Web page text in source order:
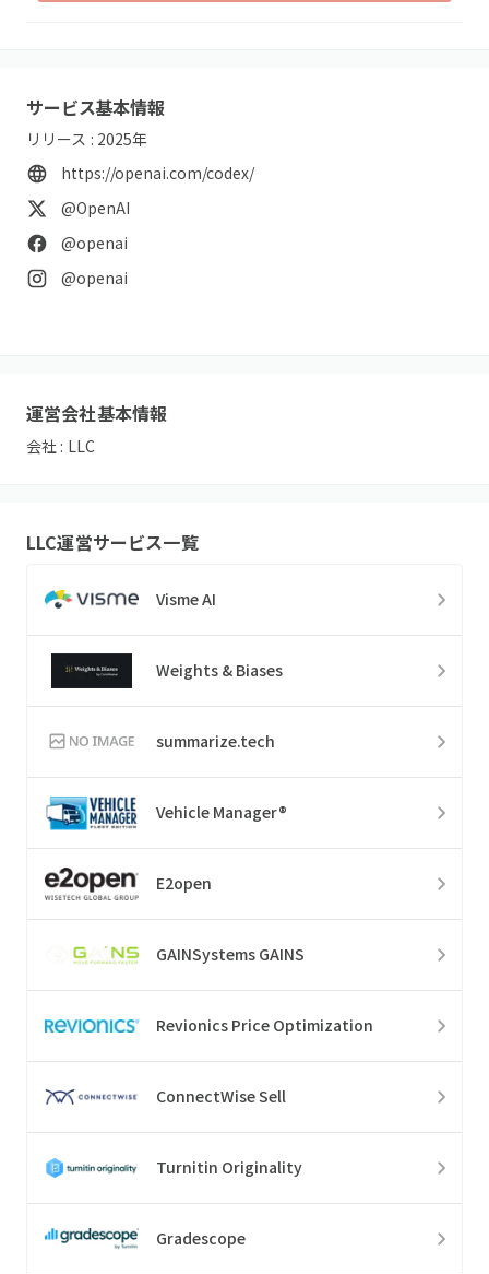
サービス基本情報
リリース : 2025年
https://openai.com/codex/
@OpenAI
@openai
@openai
運営会社基本情報
会社 : LLC
LLC運営サービス一覧
Visme AI
Weights & Biases
summarize.tech
Vehicle Manager®
E2open
GAINSystems GAINS
Revionics Price Optimization
ConnectWise Sell
Turnitin Originality
Gradescope